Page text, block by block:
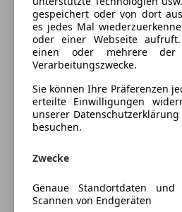
Einparkhilfe Sensoren hinten
Einparkhilfe Sensoren vorne
Elektrische Fensterheber
Elektrische Heckklappe
Elektrische Sitze
Getönte Scheiben
Head-up display
Lederausstattung
Lichtsensor
Innenausstattung
Innenausstattung
Fahrzeugbeschreibung
Mercedes-Benz GLE 350 de
Top Zustand Vollausstattung
Leasingfähig
Noch 20 Monate Mercedes
gespeichert oder von dort
es jedes Mal
oder einer Webseite
einen oder mehrere der
Verarbeitungszwecke.
Sie können Ihre Präferenzen
erteilte Einwilligungen
unserer
besuchen.
Zwecke
Genaue Standortdaten
Scannen von Endgeräten